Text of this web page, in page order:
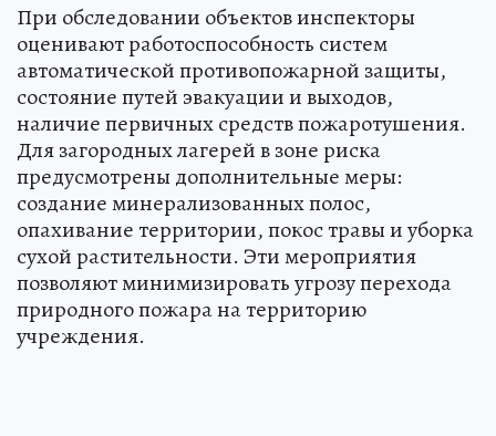
При обследовании объектов инспекторы
оценивают работоспособность систем
автоматической противопожарной защиты,
состояние путей эвакуации и выходов,
наличие первичных средств пожаротушения.
Для загородных лагерей в зоне риска
предусмотрены дополнительные меры:
создание минерализованных полос,
опахивание территории, покос травы и уборка
сухой растительности. Эти мероприятия
позволяют минимизировать угрозу перехода
природного пожара на территорию
учреждения.